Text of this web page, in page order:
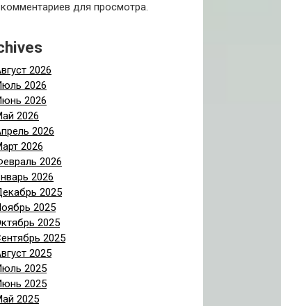
для просмотра.
2026
2026
2026
2026
2026
2026
2026
2026
2025
2025
2025
2025
2025
2025
2025
2025